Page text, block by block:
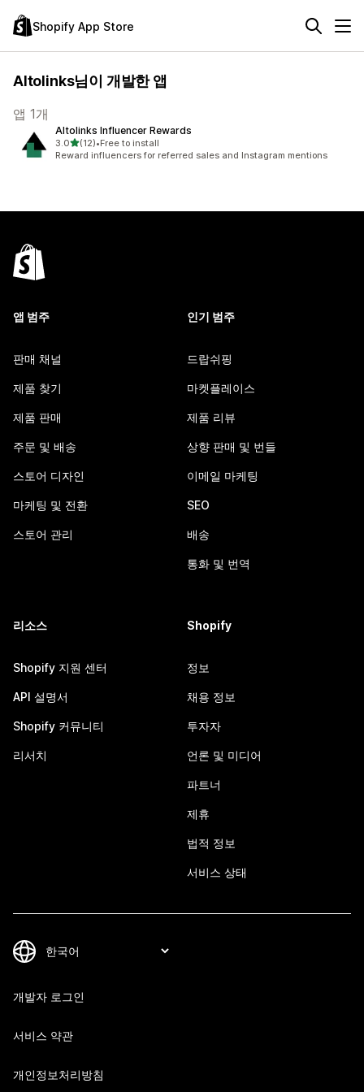
Shopify App Store
Altolinks님이 개발한 앱
앱 1개
Altolinks Influencer Rewards
3.0별 5개 중
(12)
총 리뷰 12개
•Free to install
Reward influencers for referred sales and Instagram mentions
앱 범주
판매 채널
제품 찾기
제품 판매
주문 및 배송
스토어 디자인
마케팅 및 전환
스토어 관리
인기 범주
드랍쉬핑
마켓플레이스
제품 리뷰
상향 판매 및 번들
이메일 마케팅
SEO
배송
통화 및 번역
리소스
Shopify 지원 센터
API 설명서
Shopify 커뮤니티
리서치
Shopify
정보
채용 정보
투자자
언론 및 미디어
파트너
제휴
법적 정보
서비스 상태
개발자 로그인
서비스 약관
개인정보처리방침